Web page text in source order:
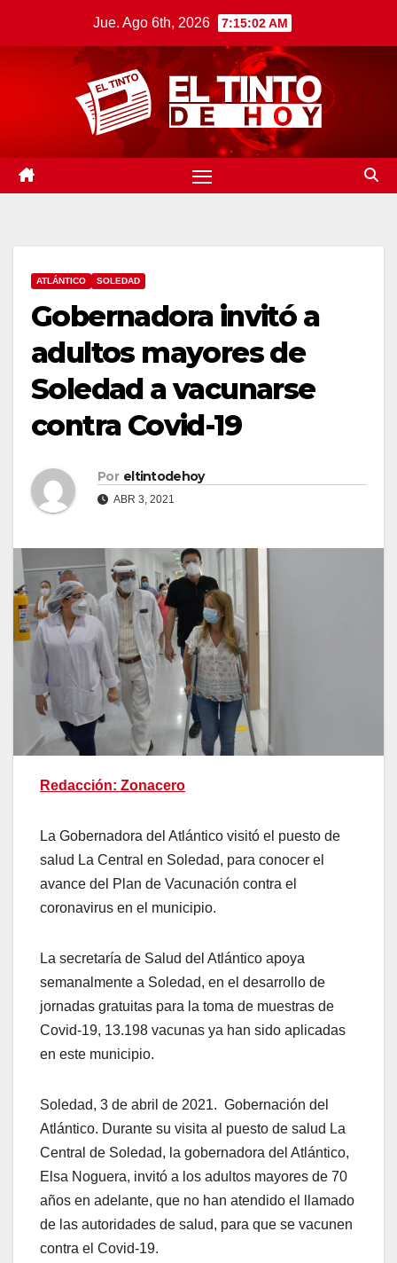
Jue. Ago 6th, 2026 7:15:03 AM
ATLÁNTICO SOLEDAD
Gobernadora invitó a
adultos mayores de
Soledad a vacunarse
contra Covid-19
Por eltintodehoy
ABR 3, 2021
Redacción: Zonacero
La Gobernadora del Atlántico visitó el puesto de
salud La Central en Soledad, para conocer el
avance del Plan de Vacunación contra el
coronavirus en el municipio.
La secretaría de Salud del Atlántico apoya
semanalmente a Soledad, en el desarrollo de
jornadas gratuitas para la toma de muestras de
Covid-19, 13.198 vacunas ya han sido aplicadas
en este municipio.
Soledad, 3 de abril de 2021. Gobernación del
Atlántico. Durante su visita al puesto de salud La
Central de Soledad, la gobernadora del Atlántico,
Elsa Noguera, invitó a los adultos mayores de 70
años en adelante, que no han atendido el llamado
de las autoridades de salud, para que se vacunen
contra el Covid-19.